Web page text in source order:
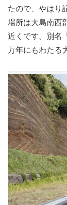
たので、やはり
場所は大島南西
近くです。別名
万年にもわたる